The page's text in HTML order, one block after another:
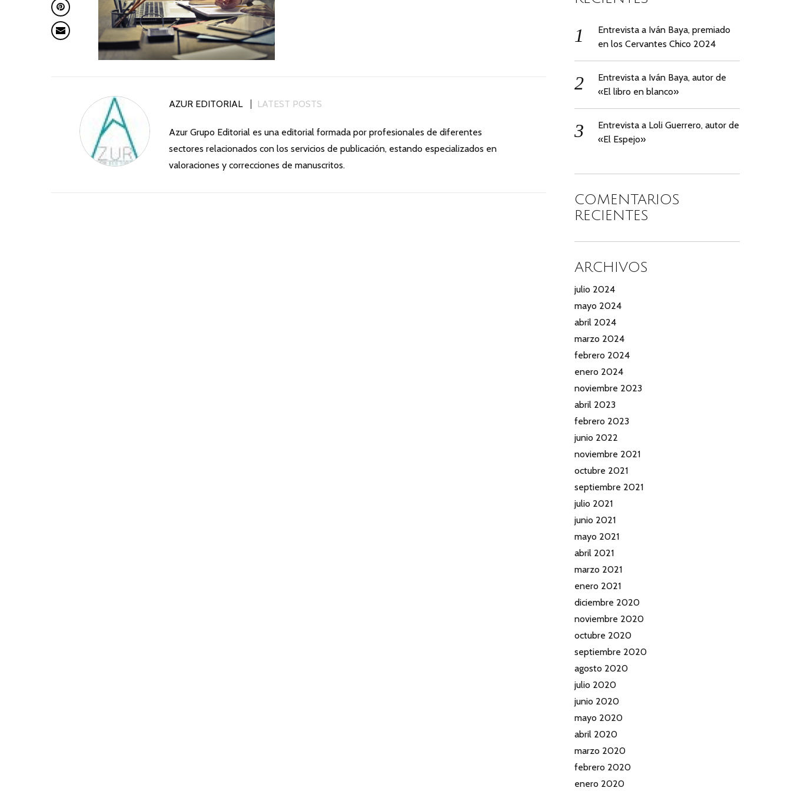
AZUR EDITORIAL LATEST POSTS
Azur Grupo Editorial es una editorial formada por profesionales de diferentes
sectores relacionados con los servicios de publicación, estando especializados en
valoraciones y correcciones de manuscritos.
Entrevista a Iván Baya, premiado
en los Cervantes Chico 2024
Entrevista a Iván Baya, autor de
«El libro en blanco»
Entrevista a Loli Guerrero, autor de
«El Espejo»
COMENTARIOS
RECIENTES
ARCHIVOS
julio 2024
mayo 2024
abril 2024
marzo 2024
febrero 2024
enero 2024
noviembre 2023
abril 2023
febrero 2023
junio 2022
noviembre 2021
octubre 2021
septiembre 2021
julio 2021
junio 2021
mayo 2021
abril 2021
marzo 2021
enero 2021
diciembre 2020
noviembre 2020
octubre 2020
septiembre 2020
agosto 2020
julio 2020
junio 2020
mayo 2020
abril 2020
marzo 2020
febrero 2020
enero 2020